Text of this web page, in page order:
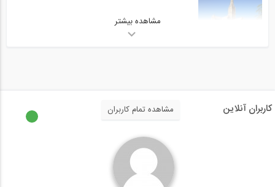
مشاهده بیشتر
کاربران آنلاین مشاهده تمام کاربران